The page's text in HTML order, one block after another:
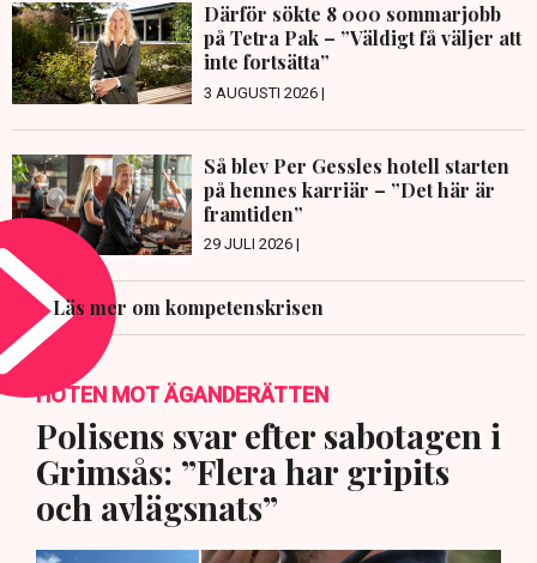
Därför sökte 8 000 sommarjobb
på Tetra Pak – ”Väldigt få väljer att
inte fortsätta”
3 AUGUSTI 2026 |
Så blev Per Gessles hotell starten
på hennes karriär – ”Det här är
framtiden”
29 JULI 2026 |
Läs mer om kompetenskrisen
HOTEN MOT ÄGANDERÄTTEN
Polisens svar efter sabotagen i
Grimsås: ”Flera har gripits
och avlägsnats”